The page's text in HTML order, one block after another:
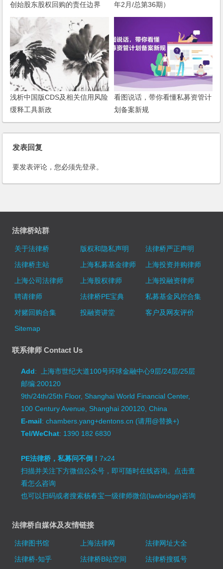
创始股东股权回购的责任边界
年2月/总第36期）
浅析中国版CDS及相关信用风险
缓释工具新政
看图说话，带你看懂私募资管计
划备案新规
发表回复
要发表评论，您必须先登录。
法律桥站群
关于法律桥 版权和隐私声明
法律桥严正声明
法律桥主站
上海私募基金律师
上海投资并购律师
上海公司法律师
上海股权律师
上海投融资律师
聘请律师
法律桥PE宝典
私募基金风控合集
对赌回购合集
投融资讲堂
客户及网友评价
Sitemap
联系律师 Contact Us
Add: 上海市世纪大道100号环球金融中心9层/24层/25层
邮编:200120
9th/24th/25th Floor, Shanghai World Financial Center,
100 Century Avenue, Shanghai 200120, China
E-mail: chambers.yang+dentons.cn (请用@替换+)
Tel/WeChat: 1390 182 6830
PE法律桥，私募问不倒！7x24
扫描并关注下方微信公众号，即可随时在线咨询。 点击查
看怎么咨询
也可以扫码或者搜索杨春宝一级律师微信(lawbridge)咨询
法律桥自媒体及友情链接
法律图书馆 上海法律网
法律网址大全
法律桥-知乎
法律桥B站空间 法律桥搜狐号